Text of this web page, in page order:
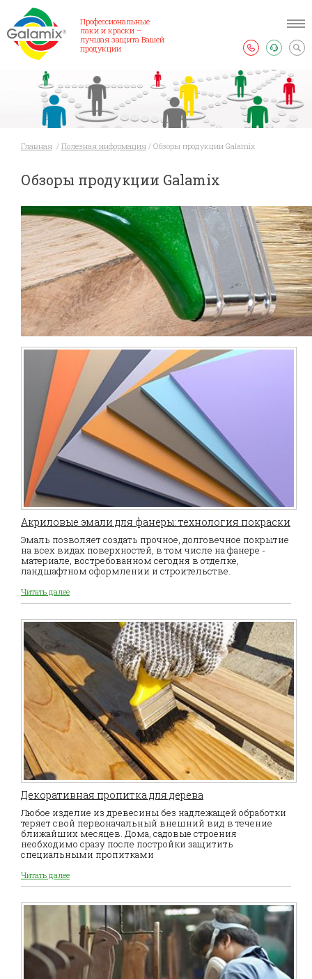
Профессиональные
лаки и краски –
лучшая защита Вашей
продукции
Главная / Полезная информация / Обзоры продукции Galamix
Обзоры продукции Galamix
Акриловые эмали для фанеры: технология покраски
Эмаль позволяет создать прочное, долговечное покрытие
на всех видах поверхностей, в том числе на фанере -
материале, востребованном сегодня в отделке,
ландшафтном оформлении и строительстве.
Читать далее
Декоративная пропитка для дерева
Любое изделие из древесины без надлежащей обработки
теряет свой первоначальный внешний вид в течение
ближайших месяцев. Дома, садовые строения
необходимо сразу после постройки защитить
специальными пропитками
Читать далее